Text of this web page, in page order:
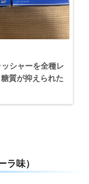
シャーを全種レ
質が抑えられた
ラ味）